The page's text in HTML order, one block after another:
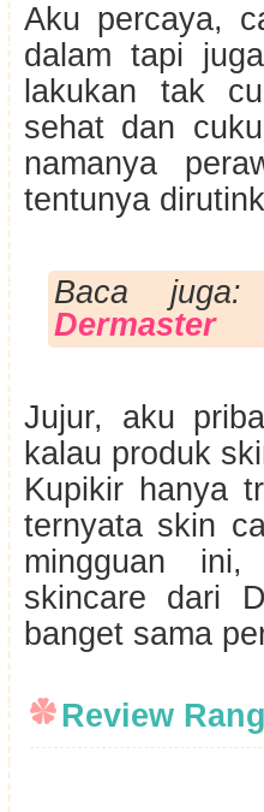
Aku percaya,
dalam tapi
lakukan tak
sehat dan
namanya
tentunya
Baca juga:
Dermaster
Jujur, aku
kalau produk
Kupikir hanya
ternyata skin
mingguan
skincare dari
banget sama
Review